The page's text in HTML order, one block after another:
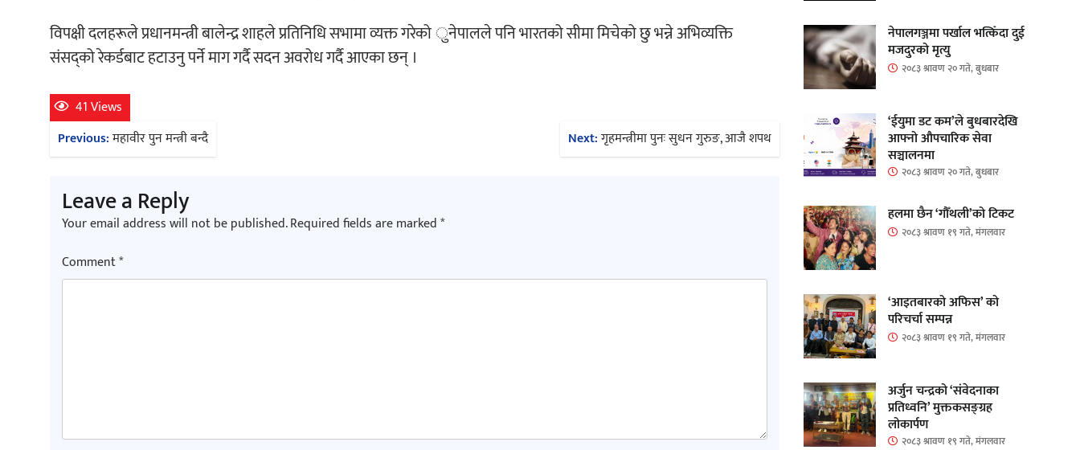
विपक्षी दलहरूले प्रधानमन्त्री बालेन्द्र शाहले प्रतिनिधि सभामा व्यक्त गरेको ुनेपालले पनि भारतको सीमा मिचेको छु भन्ने अभिव्यक्ति
संसद्को रेकर्डबाट हटाउनु पर्ने माग गर्दै सदन अवरोध गर्दै आएका छन् ।
41 Views
Post
navigation
Previous:महावीर पुन मन्त्री बन्दै Next:गृहमन्त्रीमा पुनः सुधन गुरुङ, आजै शपथ
Leave a Reply
Your email address will not be published.Required fields are marked*
Comment*
नेपालगञ्जमा पर्खाल भत्किँदा दुई
मजदुरको मृत्यु
२०८३ श्रावण २० गते, बुधबार
‘ईयुमा डट कम’ले बुधबारदेखि
आफ्नो औपचारिक सेवा
सञ्चालनमा
२०८३ श्रावण २० गते, बुधबार
हलमा छैन ‘गौँथली’को टिकट
२०८३ श्रावण १९ गते, मंगलवार
‘आइतबारको अफिस’ को
परिचर्चा सम्पन्न
२०८३ श्रावण १९ गते, मंगलवार
अर्जुन चन्द्रको ‘संवेदनाका
प्रतिध्वनि’ मुक्तकसङ्ग्रह
लोकार्पण
२०८३ श्रावण १९ गते, मंगलवार